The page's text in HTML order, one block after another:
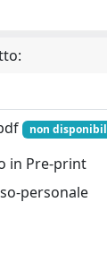
non
in Pre-print
personale